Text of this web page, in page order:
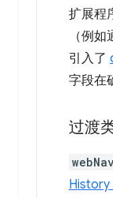
扩展程
（例
引入了
字段在
过渡
History